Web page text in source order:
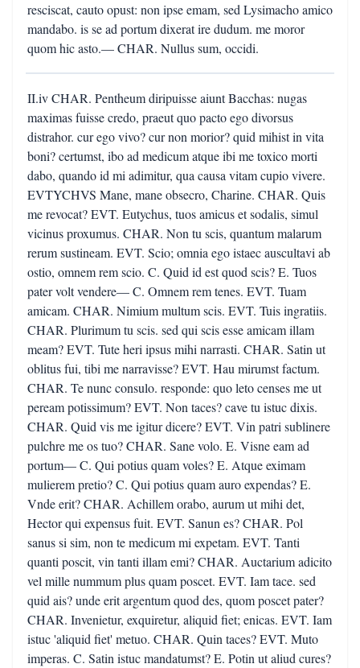
resciscat, cauto opust: non ipse emam, sed Lysimacho amico
mandabo. is se ad portum dixerat ire dudum. me moror
quom hic asto.— CHAR. Nullus sum, occidi.
II.iv CHAR. Pentheum diripuisse aiunt Bacchas: nugas
maximas fuisse credo, praeut quo pacto ego divorsus
distrahor. cur ego vivo? cur non morior? quid mihist in vita
boni? certumst, ibo ad medicum atque ibi me toxico morti
dabo, quando id mi adimitur, qua causa vitam cupio vivere.
EVTYCHVS Mane, mane obsecro, Charine. CHAR. Quis
me revocat? EVT. Eutychus, tuos amicus et sodalis, simul
vicinus proxumus. CHAR. Non tu scis, quantum malarum
rerum sustineam. EVT. Scio; omnia ego istaec auscultavi ab
ostio, omnem rem scio. C. Quid id est quod scis? E. Tuos
pater volt vendere— C. Omnem rem tenes. EVT. Tuam
amicam. CHAR. Nimium multum scis. EVT. Tuis ingratiis.
CHAR. Plurimum tu scis. sed qui scis esse amicam illam
meam? EVT. Tute heri ipsus mihi narrasti. CHAR. Satin ut
oblitus fui, tibi me narravisse? EVT. Hau mirumst factum.
CHAR. Te nunc consulo. responde: quo leto censes me ut
peream potissimum? EVT. Non taces? cave tu istuc dixis.
CHAR. Quid vis me igitur dicere? EVT. Vin patri sublinere
pulchre me os tuo? CHAR. Sane volo. E. Visne eam ad
portum— C. Qui potius quam voles? E. Atque eximam
mulierem pretio? C. Qui potius quam auro expendas? E.
Vnde erit? CHAR. Achillem orabo, aurum ut mihi det,
Hector qui expensus fuit. EVT. Sanun es? CHAR. Pol
sanus si sim, non te medicum mi expetam. EVT. Tanti
quanti poscit, vin tanti illam emi? CHAR. Auctarium adicito
vel mille nummum plus quam poscet. EVT. Iam tace. sed
quid ais? unde erit argentum quod des, quom poscet pater?
CHAR. Invenietur, exquiretur, aliquid fiet; enicas. EVT. Iam
istuc 'aliquid fiet' metuo. CHAR. Quin taces? EVT. Muto
imperas. C. Satin istuc mandatumst? E. Potin ut aliud cures?